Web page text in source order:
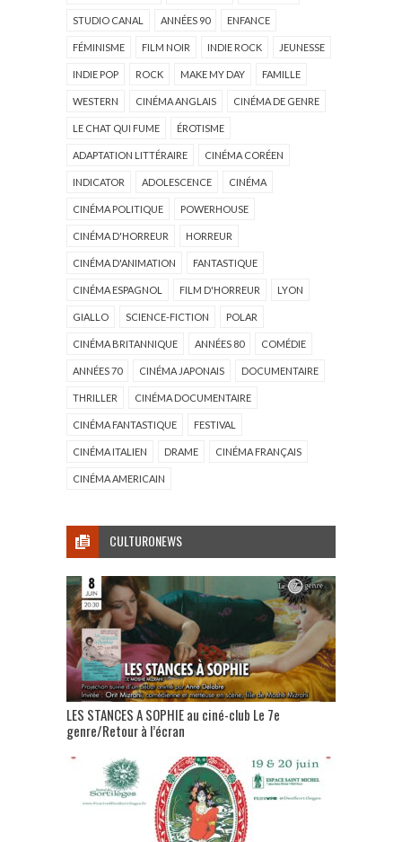
STUDIO CANAL ANNÉES 90 ENFANCE
FÉMINISME FILM NOIR INDIE ROCK JEUNESSE
INDIE POP ROCK MAKE MY DAY FAMILLE
WESTERN CINÉMA ANGLAIS CINÉMA DE GENRE
LE CHAT QUI FUME ÉROTISME
ADAPTATION LITTÉRAIRE CINÉMA CORÉEN
INDICATOR ADOLESCENCE CINÉMA
CINÉMA POLITIQUE POWERHOUSE
CINÉMA D'HORREUR HORREUR
CINÉMA D'ANIMATION FANTASTIQUE
CINÉMA ESPAGNOL FILM D'HORREUR LYON
GIALLO SCIENCE-FICTION POLAR
CINÉMA BRITANNIQUE ANNÉES 80 COMÉDIE
ANNÉES 70 CINÉMA JAPONAIS DOCUMENTAIRE
THRILLER CINÉMA DOCUMENTAIRE
CINÉMA FANTASTIQUE FESTIVAL
CINÉMA ITALIEN DRAME CINÉMA FRANÇAIS
CINÉMA AMERICAIN
CULTURONEWS
LES STANCES A SOPHIE au ciné-club Le 7e
genre/Retour à l’écran